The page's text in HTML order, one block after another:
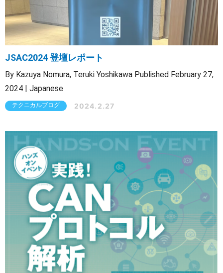
JSAC2024 登壇レポート
By Kazuya Nomura, Teruki Yoshikawa Published February 27,
2024 | Japanese
テクニカルブログ 2024.2.27